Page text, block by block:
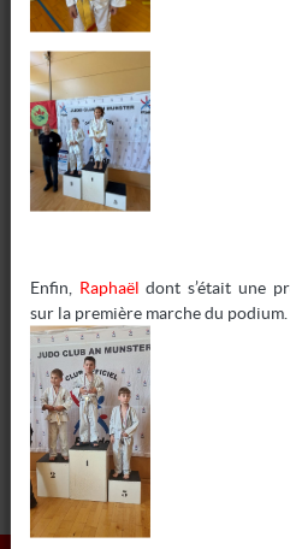
ÉVÈNEMENTS
Bienvenue sur notre
19 09 2023
Enfin, Raphaëldont s’était une
sur la première marche du podium.